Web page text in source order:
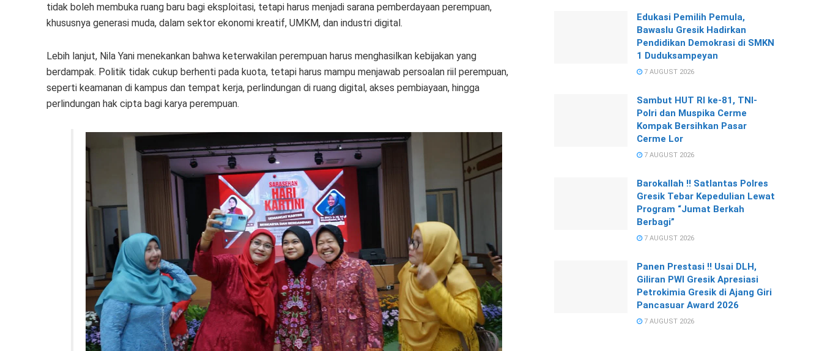
tidak boleh membuka ruang baru bagi eksploitasi, tetapi harus menjadi sarana pemberdayaan perempuan,
khususnya generasi muda, dalam sektor ekonomi kreatif, UMKM, dan industri digital.
Lebih lanjut, Nila Yani menekankan bahwa keterwakilan perempuan harus menghasilkan kebijakan yang
berdampak. Politik tidak cukup berhenti pada kuota, tetapi harus mampu menjawab persoalan riil perempuan,
seperti keamanan di kampus dan tempat kerja, perlindungan di ruang digital, akses pembiayaan, hingga
perlindungan hak cipta bagi karya perempuan.
Edukasi Pemilih Pemula,
Bawaslu Gresik Hadirkan
Pendidikan Demokrasi di SMKN
1 Duduksampeyan
7 AUGUST 2026
Sambut HUT RI ke-81, TNI-
Polri dan Muspika Cerme
Kompak Bersihkan Pasar
Cerme Lor
7 AUGUST 2026
Barokallah !! Satlantas Polres
Gresik Tebar Kepedulian Lewat
Program “Jumat Berkah
Berbagi”
7 AUGUST 2026
Panen Prestasi !! Usai DLH,
Giliran PWI Gresik Apresiasi
Petrokimia Gresik di Ajang Giri
Pancasuar Award 2026
7 AUGUST 2026